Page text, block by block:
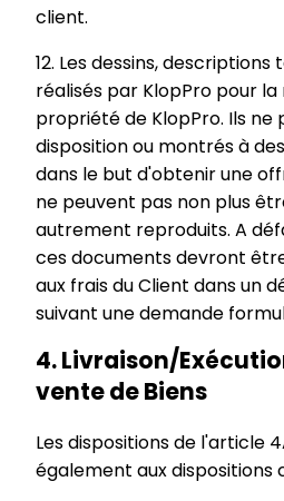
client.
12. Les dessins,
réalisés par KlopPro pour
propriété de KlopPro. Ils ne
disposition ou montrés à
dans le but d'obtenir une
ne peuvent pas non plus
autrement reproduits. A
ces documents devront
aux frais du Client dans un
suivant une demande
4. Livraison/
vente de Biens
Les dispositions de l'article
également aux dispositions